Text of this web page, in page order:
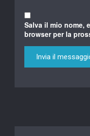
Salva il mio nome,
browser per la